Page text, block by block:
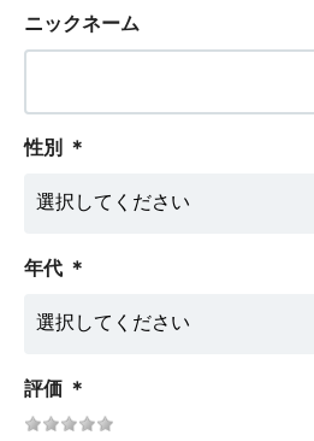
ニックネーム
性別 ＊
年代 ＊
評価 ＊